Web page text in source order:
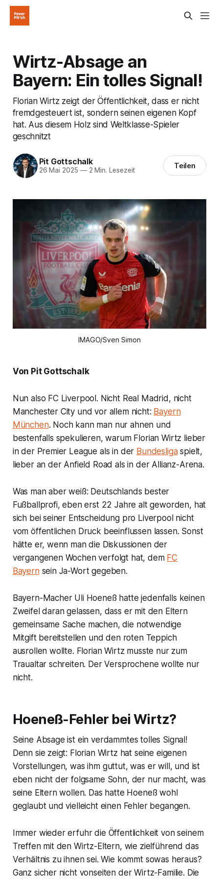
Wirtz-Absage an
Bayern: Ein tolles Signal!
Florian Wirtz zeigt der Öffentlichkeit, dass er nicht
fremdgesteuert ist, sondern seinen eigenen Kopf
hat. Aus diesem Holz sind Weltklasse-Spieler
geschnitzt
Pit Gottschalk
26 Mai 2025 —2 Min. Lesezeit Teilen
IMAGO/Sven Simon
Von Pit Gottschalk
Nun also FC Liverpool. Nicht Real Madrid, nicht
Manchester City und vor allem nicht: Bayern
München. Noch kann man nur ahnen und
bestenfalls spekulieren, warum Florian Wirtz lieber
in der Premier League als in der Bundesligaspielt,
lieber an der Anfield Road als in der Allianz-Arena.
Was man aber weiß: Deutschlands bester
Fußballprofi, eben erst 22 Jahre alt geworden, hat
sich bei seiner Entscheidung pro Liverpool nicht
vom öffentlichen Druck beeinflussen lassen. Sonst
hätte er, wenn man die Diskussionen der
vergangenen Wochen verfolgt hat, dem FC
Bayernsein Ja-Wort gegeben.
Bayern-Macher Uli Hoeneß hatte jedenfalls keinen
Zweifel daran gelassen, dass er mit den Eltern
gemeinsame Sache machen, die notwendige
Mitgift bereitstellen und den roten Teppich
ausrollen wollte. Florian Wirtz musste nur zum
Traualtar schreiten. Der Versprochene wollte nur
nicht.
Hoeneß-Fehler bei Wirtz?
Seine Absage ist ein verdammtes tolles Signal!
Denn sie zeigt: Florian Wirtz hat seine eigenen
Vorstellungen, was ihm guttut, was er will, und ist
eben nicht der folgsame Sohn, der nur macht, was
seine Eltern wollen. Das hatte Hoeneß wohl
geglaubt und vielleicht einen Fehler begangen.
Immer wieder erfuhr die Öffentlichkeit von seinem
Treffen mit den Wirtz-Eltern, wie zielführend das
Verhältnis zu ihnen sei. Wie kommt sowas heraus?
Ganz sicher nicht vonseiten der Wirtz-Familie. Die